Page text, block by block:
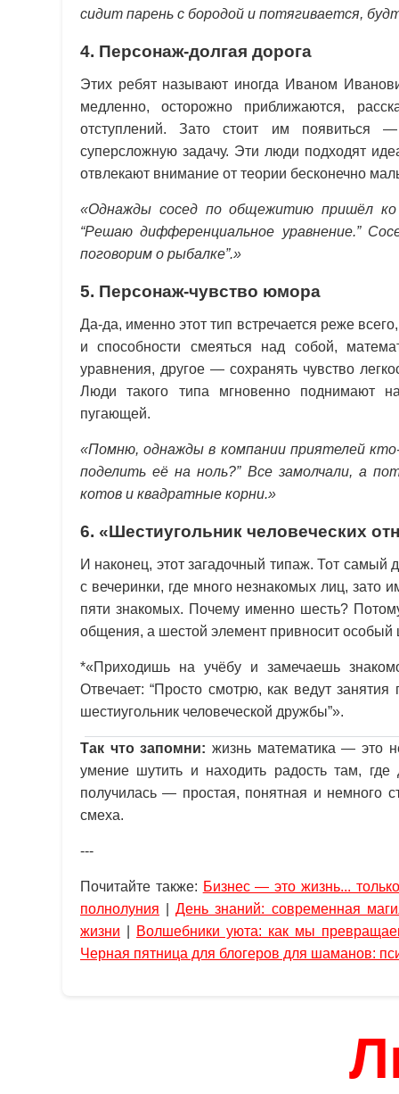
сидит парень с бородой и потягивается,
4. Персонаж-долгая дорога
Этих ребят называют иногда Иваном
медленно, осторожно приближаются,
отступлений. Зато стоит им появиться
суперсложную задачу. Эти люди подходят
отвлекают внимание от теории бесконечно
«Однажды сосед по общежитию пришёл
“Решаю дифференциальное уравнение.”
поговорим о рыбалке”.»
5. Персонаж-чувство юмора
Да-да, именно этот тип встречается реже
и способности смеяться над собой,
уравнения, другое — сохранять чувство
Люди такого типа мгновенно поднимают
пугающей.
«Помню, однажды в компании приятелей
поделить её на ноль?” Все замолчали, а
котов и квадратные корни.»
6. «Шестиугольник человеческих
И наконец, этот загадочный типаж. Тот самый
с вечеринки, где много незнакомых лиц, зато
пяти знакомых. Почему именно шесть?
общения, а шестой элемент привносит особый
*«Приходишь на учёбу и замечаешь
Отвечает: “Просто смотрю, как ведут
шестиугольник человеческой дружбы”».
Так что запомни: жизнь математика — это
умение шутить и находить радость там,
получилась — простая, понятная и немного
смеха.
---
Почитайте также: Бизнес — это жизнь...
полнолуния |День знаний: современная
жизни
Волшебники уюта: как мы
Черная пятница для блогеров для шаманов: